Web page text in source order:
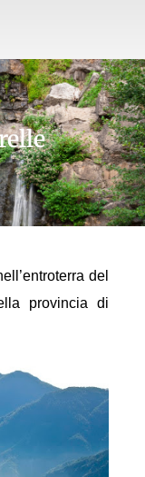
del
provincia di